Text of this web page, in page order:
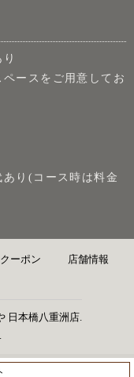
ペースをご用意してお
り(コース時は料金
クーポン 店舗情報
日本橋八重洲店.